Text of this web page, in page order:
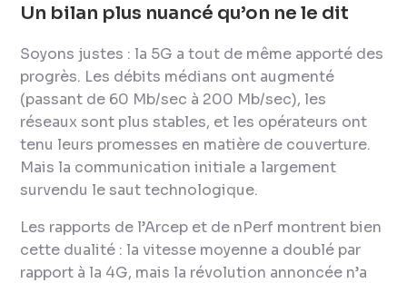
Un bilan plus nuancé qu’on ne le dit
Soyons justes : la 5G a tout de même apporté des
progrès. Les débits médians ont augmenté
(passant de 60 Mb/sec à 200 Mb/sec), les
réseaux sont plus stables, et les opérateurs ont
tenu leurs promesses en matière de couverture.
Mais la communication initiale a largement
survendu le saut technologique.
Les rapports de l’Arcep et de nPerf montrent bien
cette dualité : la vitesse moyenne a doublé par
rapport à la 4G, mais la révolution annoncée n’a